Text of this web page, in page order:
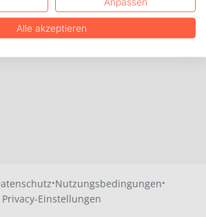
·Nutzungsbedingungen·
Privacy-Einstellungen
Alle akzeptieren